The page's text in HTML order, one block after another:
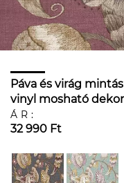
Páva és virág
vinyl mosható
ÁR:
32 990 Ft